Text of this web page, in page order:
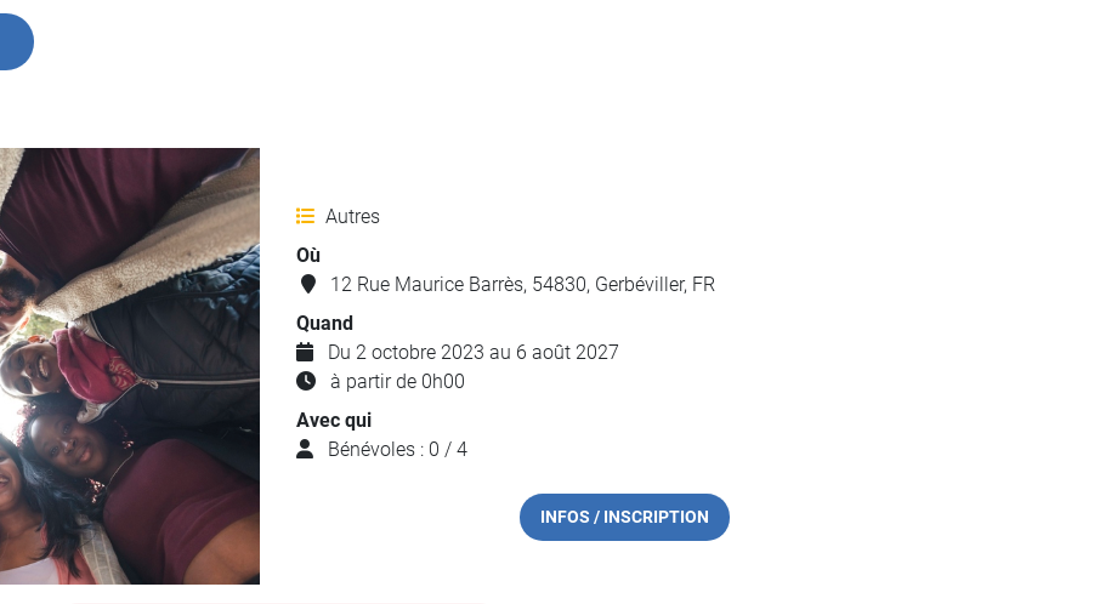
Autres
Où
12 Rue Maurice Barrès, 54830, Gerbéviller, FR
Quand
Du 2 octobre 2023 au 6 août 2027
à partir de 0h00
Avec qui
Bénévoles : 0 / 4
INFOS / INSCRIPTION